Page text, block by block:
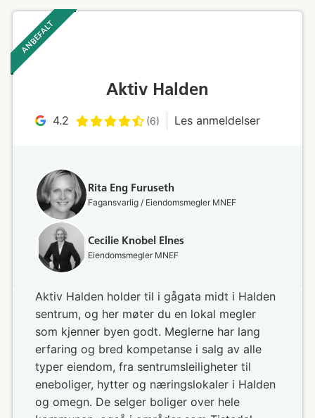
ANBEFALT ‎ ‎ ‎
Aktiv Halden
4.2 (6) Les anmeldelser
Rita Eng Furuseth
Fagansvarlig / Eiendomsmegler MNEF
Cecilie Knobel Elnes
Eiendomsmegler MNEF
Aktiv Halden holder til i gågata midt i Halden
sentrum, og her møter du en lokal megler
som kjenner byen godt. Meglerne har lang
erfaring og bred kompetanse i salg av alle
typer eiendom, fra sentrumsleiligheter til
eneboliger, hytter og næringslokaler i Halden
og omegn. De selger boliger over hele